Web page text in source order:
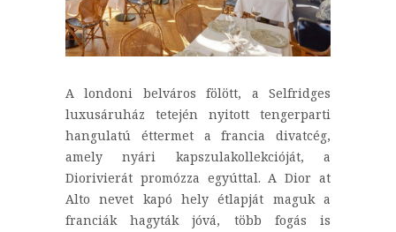
A londoni belváros fölött, a Selfridges
luxusáruház tetején nyitott tengerparti
hangulatú éttermet a francia divatcég,
amely nyári kapszulakollekcióját, a
Diorivierát promózza egyúttal. A Dior at
Alto nevet kapó hely étlapját maguk a
franciák hagyták jóvá, több fogás is